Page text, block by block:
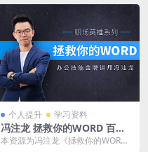
载，...
个人提升 学习资料
冯注龙 拯救你的WORD 百度
云网盘资源分享下载[MP4/1.5
本资源为冯注龙《拯救你的WOR